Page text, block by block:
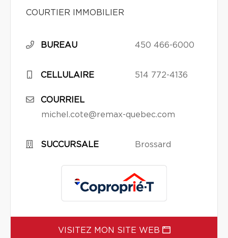
COURTIER IMMOBILIER
BUREAU 450 466-6000
CELLULAIRE 514 772-4136
COURRIEL
michel.cote@remax-quebec.com
SUCCURSALE Brossard
VISITEZ MON SITE WEB